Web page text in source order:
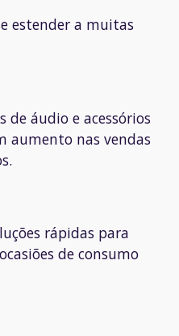
estender a muitas
de áudio e acessórios
aumento nas vendas
rápidas para
de consumo